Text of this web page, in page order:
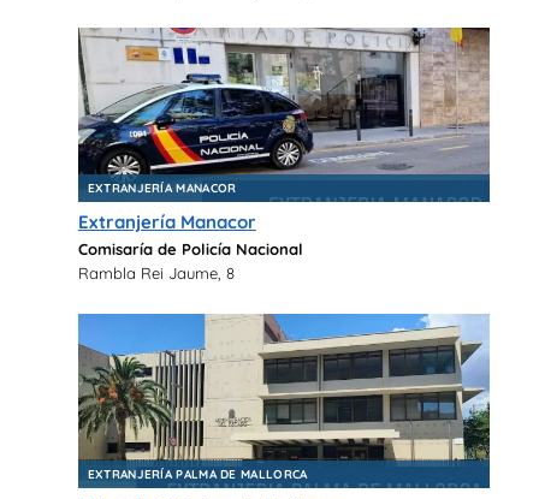
EXTRANJERÍA MANACOR
Extranjería Manacor
Comisaría de Policía Nacional
Rambla Rei Jaume, 8
EXTRANJERÍA PALMA DE MALLORCA